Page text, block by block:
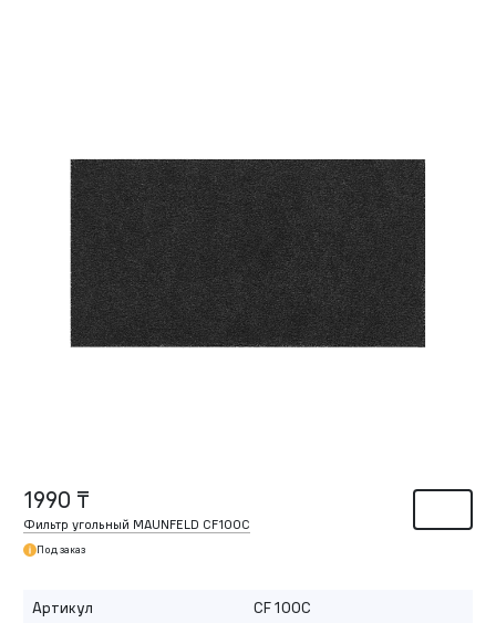
1990 ₸
Фильтр угольный MAUNFELD CF100С
Под заказ
Артикул
CF 100С